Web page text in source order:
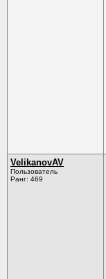
VelikanovAV
Пользователь
Ранг: 469